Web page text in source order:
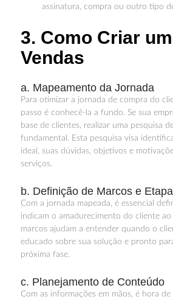
assinatura, compra ou outro tipo
3. Como Criar
Vendas
a. Mapeamento da Jornada
Para otimizar a jornada de compra do
passo é conhecê-la a fundo. Se sua
base de clientes, realizar uma pesquisa
fundamental. Esta pesquisa visa
ideal, suas dúvidas, objetivos e
serviços.
b. Definição de Marcos e
Com a jornada mapeada, é essencial
indicam o amadurecimento do cliente
marcos ajudam a entender quando o
educado sobre sua solução e pronto
próxima fase.
c. Planejamento de Conteúdo
Com as informações em mãos, é hora